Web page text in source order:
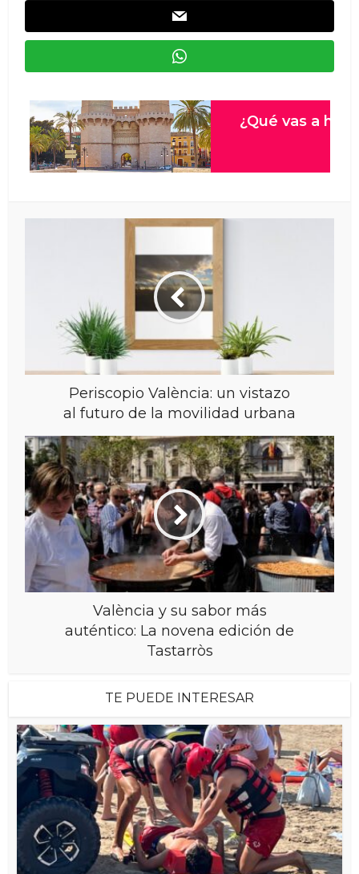
Periscopio València: un vistazo
al futuro de la movilidad urbana
València y su sabor más
auténtico: La novena edición de
Tastarròs
TE PUEDE INTERESAR